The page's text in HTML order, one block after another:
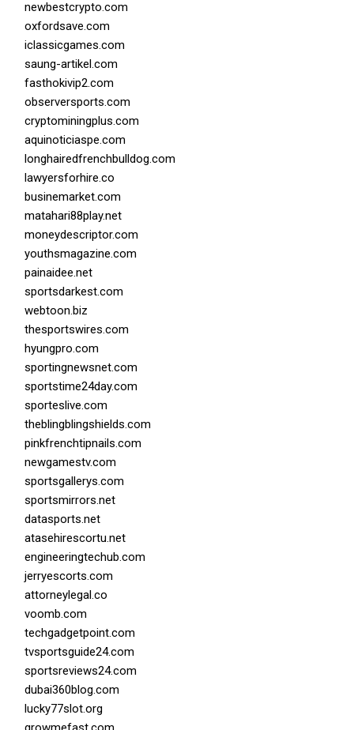
newbestcrypto.com
oxfordsave.com
iclassicgames.com
saung-artikel.com
fasthokivip2.com
observersports.com
cryptominingplus.com
aquinoticiaspe.com
longhairedfrenchbulldog.com
lawyersforhire.co
businemarket.com
matahari88play.net
moneydescriptor.com
youthsmagazine.com
painaidee.net
sportsdarkest.com
webtoon.biz
thesportswires.com
hyungpro.com
sportingnewsnet.com
sportstime24day.com
sporteslive.com
theblingblingshields.com
pinkfrenchtipnails.com
newgamestv.com
sportsgallerys.com
sportsmirrors.net
datasports.net
atasehirescortu.net
engineeringtechub.com
jerryescorts.com
attorneylegal.co
voomb.com
techgadgetpoint.com
tvsportsguide24.com
sportsreviews24.com
dubai360blog.com
lucky77slot.org